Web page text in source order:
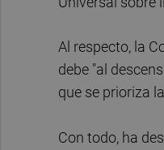
Al respecto, la
debe "al
que se prioriza
Con todo, ha